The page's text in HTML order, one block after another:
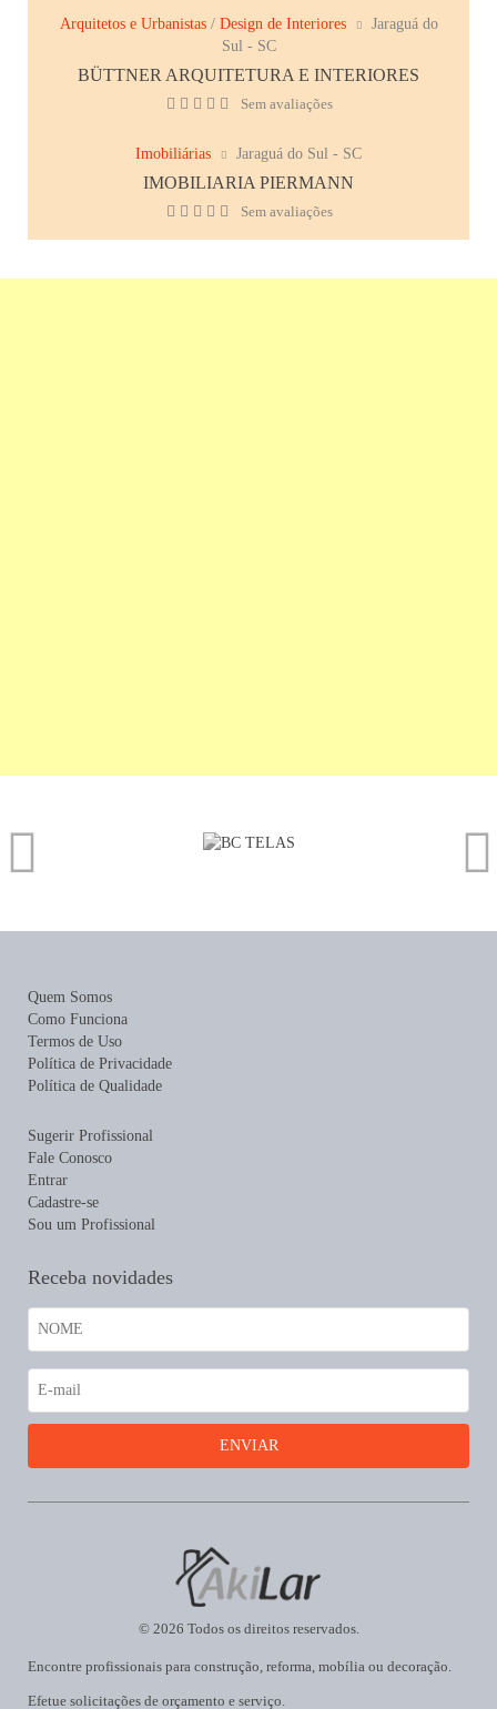
Arquitetos e Urbanistas/ Design de Interiores
Jaraguá do
Sul - SC
BÜTTNER ARQUITETURA E INTERIORES
Sem avaliações
Imobiliárias Jaraguá do Sul - SC
IMOBILIARIA PIERMANN
Sem avaliações
Quem Somos
Como Funciona
Termos de Uso
Política de Privacidade
Política de Qualidade
Sugerir Profissional
Fale Conosco
Entrar
Cadastre-se
Sou um Profissional
Receba novidades
Encontre profissionais para construção, reforma, mobília ou decoração.
Efetue solicitações de orçamento e serviço.
© 2026 Todos os direitos reservados.